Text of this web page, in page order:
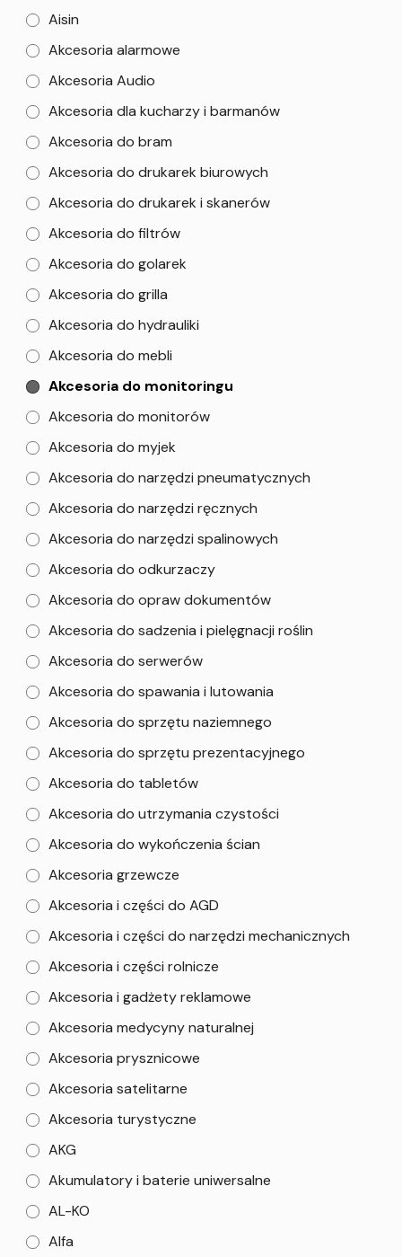
Aisin
Akcesoria alarmowe
Akcesoria Audio
Akcesoria dla kucharzy i barmanów
Akcesoria do bram
Akcesoria do drukarek biurowych
Akcesoria do drukarek i skanerów
Akcesoria do filtrów
Akcesoria do golarek
Akcesoria do grilla
Akcesoria do hydrauliki
Akcesoria do mebli
Akcesoria do monitoringu
Akcesoria do monitorów
Akcesoria do myjek
Akcesoria do narzędzi pneumatycznych
Akcesoria do narzędzi ręcznych
Akcesoria do narzędzi spalinowych
Akcesoria do odkurzaczy
Akcesoria do opraw dokumentów
Akcesoria do sadzenia i pielęgnacji roślin
Akcesoria do serwerów
Akcesoria do spawania i lutowania
Akcesoria do sprzętu naziemnego
Akcesoria do sprzętu prezentacyjnego
Akcesoria do tabletów
Akcesoria do utrzymania czystości
Akcesoria do wykończenia ścian
Akcesoria grzewcze
Akcesoria i części do AGD
Akcesoria i części do narzędzi mechanicznych
Akcesoria i części rolnicze
Akcesoria i gadżety reklamowe
Akcesoria medycyny naturalnej
Akcesoria prysznicowe
Akcesoria satelitarne
Akcesoria turystyczne
AKG
Akumulatory i baterie uniwersalne
AL-KO
Alfa